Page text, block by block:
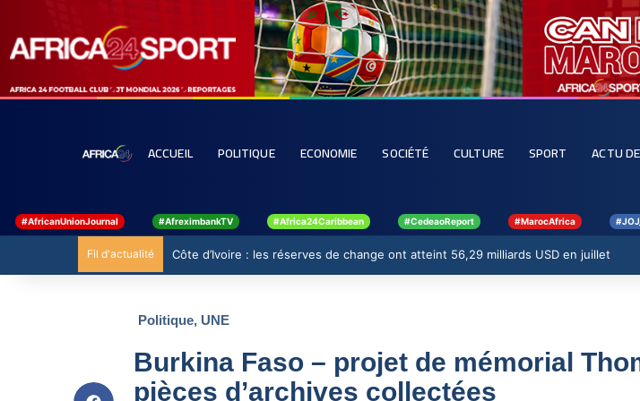
ACCUEIL POLITIQUE ECONOMIE SOCIÉTÉ CULTURE SPORT ACTU
#AfricanUnionJournal #AfreximbankTV #Africa24Caribbean #CedeaoReport #MarocAfrica
Fil d'actualité Côte d’Ivoire : les réserves de change ont atteint 56,29 milliards USD en juillet
Politique, UNE
Burkina Faso – projet de mémorial
pièces d’archives collectées